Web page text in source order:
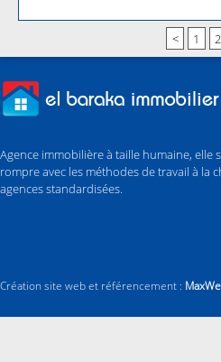
< 1 2
Agence immobilière à taille humaine, elle
rompre avec les méthodes de travail à la
agences standardisées.
Création site web et référencement :